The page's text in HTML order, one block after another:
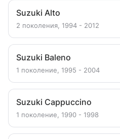
Suzuki Alto
2 поколения, 1994 - 2012
Suzuki Baleno
1 поколение, 1995 - 2004
Suzuki Cappuccino
1 поколение, 1990 - 1998